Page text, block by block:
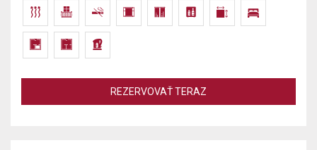
REZERVOVAŤ TERAZ